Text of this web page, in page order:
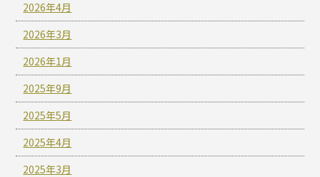
2026年4月
2026年3月
2026年1月
2025年9月
2025年5月
2025年4月
2025年3月